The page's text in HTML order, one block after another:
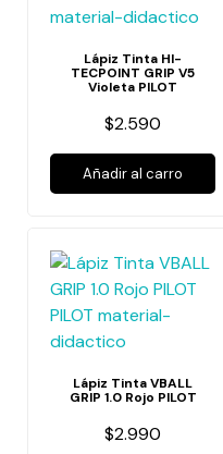
Lápiz Tinta HI-
TECPOINT GRIP V5
Violeta PILOT
$2.590
Añadir al carro
Lápiz Tinta VBALL
GRIP 1.0 Rojo PILOT
$2.990